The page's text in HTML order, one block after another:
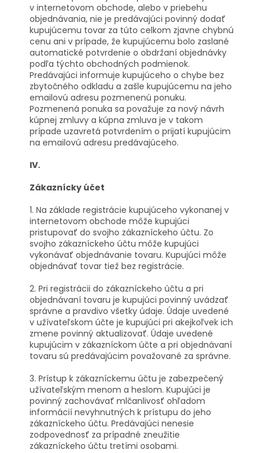
v internetovom obchode, alebo v priebehu
objednávania, nie je predávajúci povinný dodať
kupujúcemu tovar za túto celkom zjavne chybnú
cenu ani v prípade, že kupujúcemu bolo zaslané
automatické potvrdenie o obdržaní objednávky
podľa týchto obchodných podmienok.
Predávajúci informuje kupujúceho o chybe bez
zbytočného odkladu a zašle kupujúcemu na jeho
emailovú adresu pozmenenú ponuku.
Pozmenená ponuka sa považuje za nový návrh
kúpnej zmluvy a kúpna zmluva je v takom
prípade uzavretá potvrdením o prijatí kupujúcim
na emailovú adresu predávajúceho.
IV.
Zákaznícky účet
1. Na základe registrácie kupujúceho vykonanej v
internetovom obchode môže kupujúci
pristupovať do svojho zákazníckeho účtu. Zo
svojho zákazníckeho účtu môže kupujúci
vykonávať objednávanie tovaru. Kupujúci môže
objednávať tovar tiež bez registrácie.
2. Pri registrácii do zákazníckeho účtu a pri
objednávaní tovaru je kupujúci povinný uvádzať
správne a pravdivo všetky údaje. Údaje uvedené
v užívateľskom účte je kupujúci pri akejkoľvek ich
zmene povinný aktualizovať. Údaje uvedené
kupujúcim v zákazníckom účte a pri objednávaní
tovaru sú predávajúcim považované za správne.
3. Prístup k zákazníckemu účtu je zabezpečený
užívateľským menom a heslom. Kupujúci je
povinný zachovávať mlčanlivosť ohľadom
informácií nevyhnutných k prístupu do jeho
zákazníckeho účtu. Predávajúci nenesie
zodpovednosť za prípadné zneužitie
zákazníckeho účtu tretími osobami.